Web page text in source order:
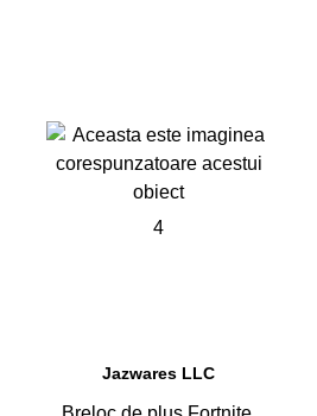
4
Jazwares LLC